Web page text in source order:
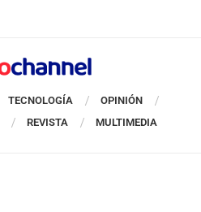
TECNOLOGÍA
OPINIÓN
REVISTA MULTIMEDIA